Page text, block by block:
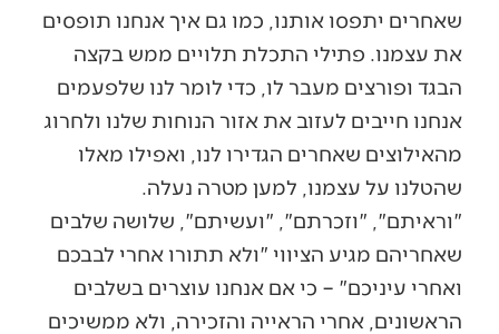
שאחרים יתפסו אותנו, כמו גם איך אנחנו תופסים
את עצמנו. פתילי התכלת תלויים ממש בקצה
הבגד ופורצים מעבר לו, כדי לומר לנו שלפעמים
אנחנו חייבים לעזוב את אזור הנוחות שלנו ולחרוג
מהאילוצים שאחרים הגדירו לנו, ואפילו מאלו
שהטלנו על עצמנו, למען מטרה נעלה.
"וראיתם", "וזכרתם", "ועשיתם", שלושה שלבים
שאחריהם מגיע הציווי "ולא תתורו אחרי לבבכם
ואחרי עיניכם" – כי אם אנחנו עוצרים בשלבים
הראשונים, אחרי הראייה והזכירה, ולא ממשיכים